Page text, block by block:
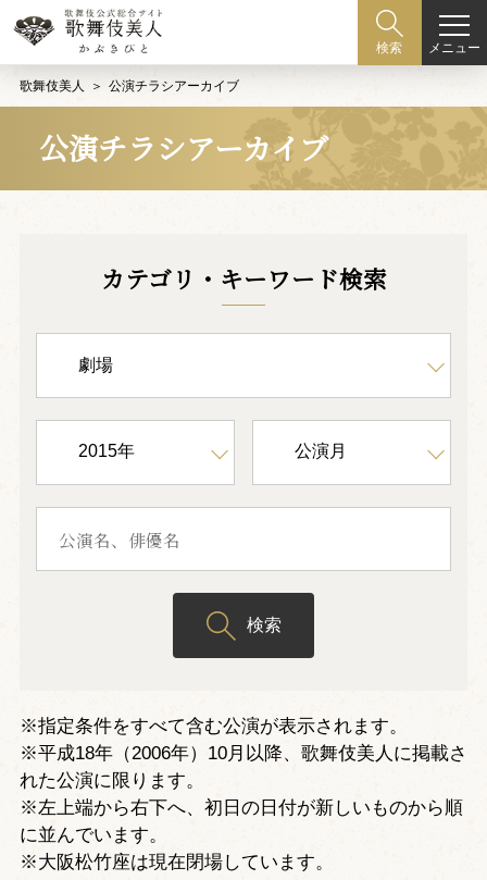
検索 メニュー
歌舞伎美人 公演チラシアーカイブ
公演チラシアーカイブ
カテゴリ・キーワード検索
検索
※指定条件をすべて含む公演が表示されます。
※平成18年（2006年）10月以降、歌舞伎美人に掲載さ
れた公演に限ります。
※左上端から右下へ、初日の日付が新しいものから順
に並んでいます。
※大阪松竹座は現在閉場しています。